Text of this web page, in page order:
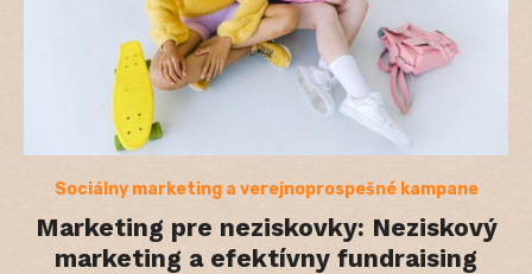
Sociálny marketing a verejnoprospešné kampane
Marketing pre neziskovky: Neziskový
marketing a efektívny fundraising